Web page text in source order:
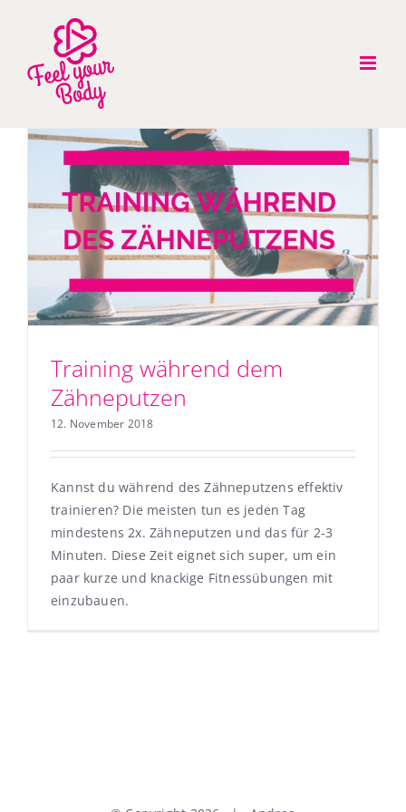
springen
Training während dem
Zähneputzen
12. November 2018
Kannst du während des Zähneputzens effektiv
trainieren? Die meisten tun es jeden Tag
mindestens 2x. Zähneputzen und das für 2-3
Minuten. Diese Zeit eignet sich super, um ein
paar kurze und knackige Fitnessübungen mit
einzubauen.